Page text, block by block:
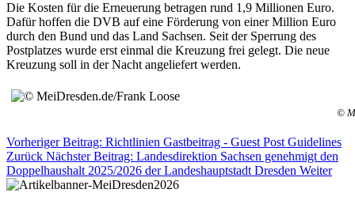
Die Kosten für die Erneuerung betragen rund 1,9 Millionen Euro.
Dafür hoffen die DVB auf eine Förderung von einer Million Euro
durch den Bund und das Land Sachsen. Seit der Sperrung des
Postplatzes wurde erst einmal die Kreuzung frei gelegt. Die neue
Kreuzung soll in der Nacht angeliefert werden.
©
Vorheriger Beitrag: Richtlinien Gastbeitrag - Guest Post Guidelines
Zurück Nächster Beitrag: Landesdirektion Sachsen genehmigt den
Doppelhaushalt 2025/2026 der Landeshauptstadt Dresden Weiter